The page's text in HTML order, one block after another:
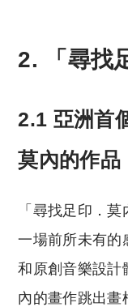
2. 「尋找
2.1 亞洲首
莫內的作品
「尋找足印．
一場前所未有的
和原創音樂設計
內的畫作跳出畫